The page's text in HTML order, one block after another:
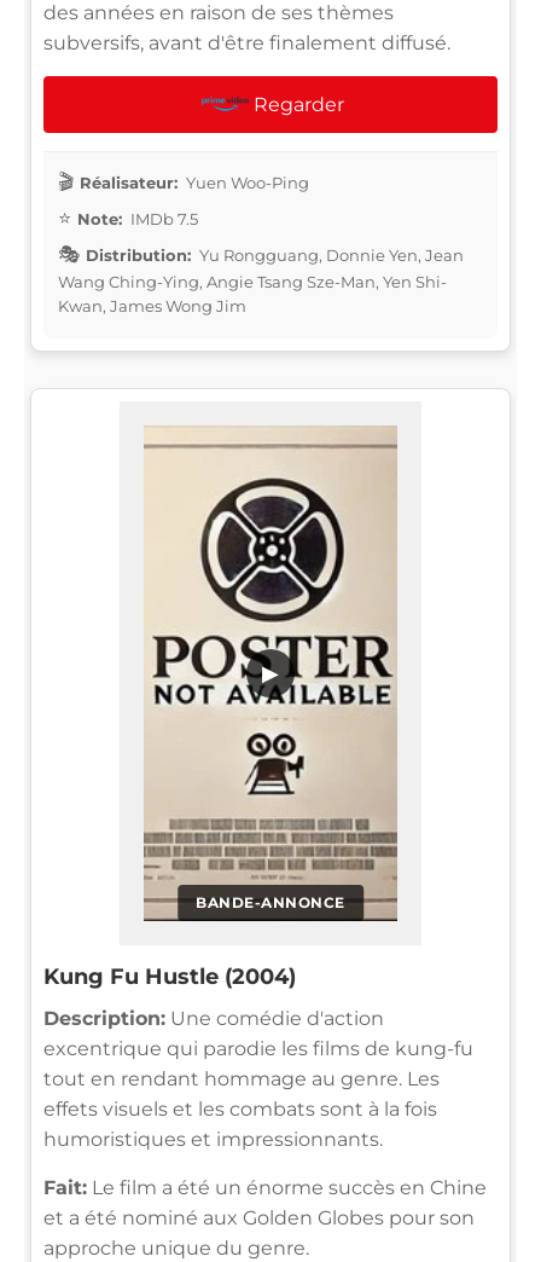
des années en raison de ses thèmes
subversifs, avant d'être finalement diffusé.
Regarder
Réalisateur: Yuen Woo-Ping
Note: IMDb 7.5
Distribution: Yu Rongguang, Donnie Yen, Jean
Wang Ching-Ying, Angie Tsang Sze-Man, Yen Shi-
Kwan, James Wong Jim
BANDE-ANNONCE
▶
Kung Fu Hustle (2004)
Description: Une comédie d'action
excentrique qui parodie les films de kung-fu
tout en rendant hommage au genre. Les
effets visuels et les combats sont à la fois
humoristiques et impressionnants.
Fait: Le film a été un énorme succès en Chine
et a été nominé aux Golden Globes pour son
approche unique du genre.